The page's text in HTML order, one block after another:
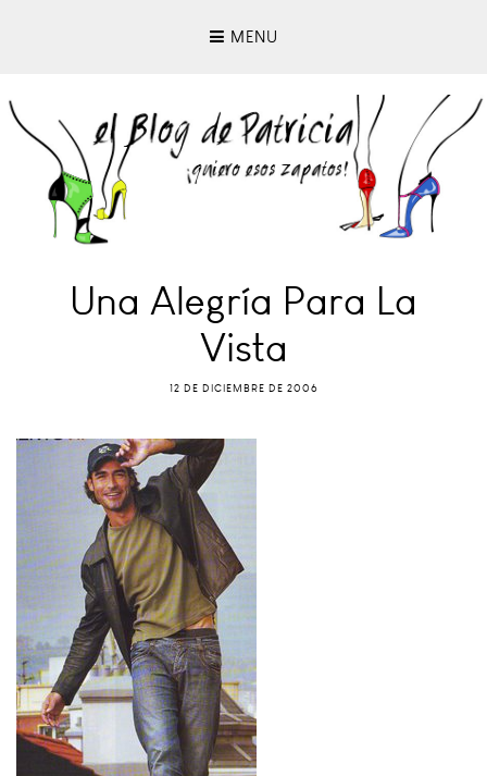
MENU
Una Alegría Para La
Vista
12 DE DICIEMBRE DE 2006